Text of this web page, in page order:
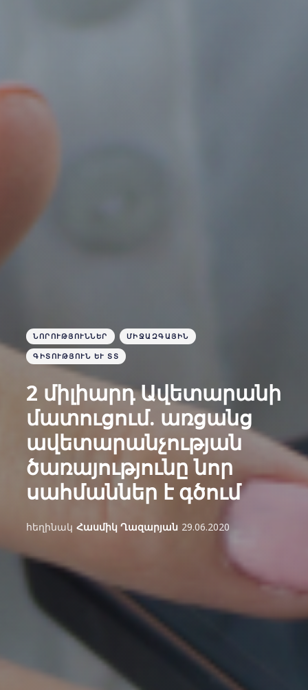
ՆՈՐՈՒԹՅՈՒՆՆԵՐ ՄԻՋԱԶԳԱՅԻՆ
ԳԻՏՈՒԹՅՈՒՆ ԵՒ ՏՏ
2 միլիարդ Ավետարանի
մատուցում. առցանց
ավետարանչության
ծառայությունը նոր
սահմաններ է գծում
հեղինակ Հասմիկ Ղազարյան 29.06.2020